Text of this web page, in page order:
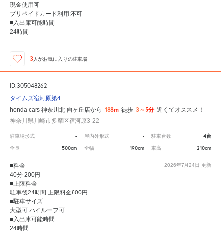
現金使用可
プリペイドカード利用:不可
■入出庫可能時間
24時間
3 人がお気に入りの駐車場
ID:305048262
タイムズ宿河原第4
honda cars 神奈川北 向ヶ丘店から 188m 徒歩 3～5分 近くてオススメ！
神奈川県川崎市多摩区宿河原3-22
駐車場形式 - 屋内外形式 - 駐車台数 4台
全長 500cm 全幅 190cm 車高 210cm
2026年7月24日 更新
■料金
40分 200円
■上限料金
駐車後24時間 上限料金900円
■駐車サイズ
大型可 ハイルーフ可
■入出庫可能時間
24時間